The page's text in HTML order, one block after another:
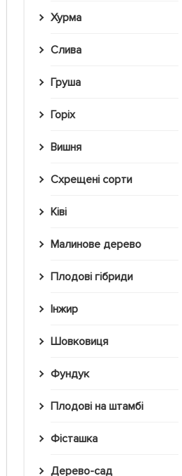
Хурма
Слива
Груша
Горіх
Вишня
Схрещені сорти
Ківі
Малинове дерево
Плодові гібриди
Інжир
Шовковиця
Фундук
Плодові на штамбі
Фісташка
Дерево-сад